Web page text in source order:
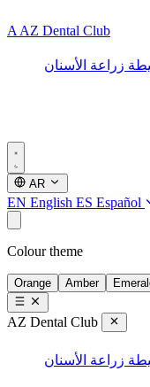
A AZ Dental Club
زراعة الأسنان
AR
EN English ES Español
Colour theme
Orange Amber
AZ Dental Club
زراعة الأسنان